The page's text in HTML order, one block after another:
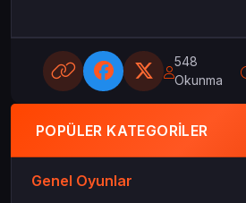
548
Okunma
POPÜLER KATEGORILER
Genel Oyunlar